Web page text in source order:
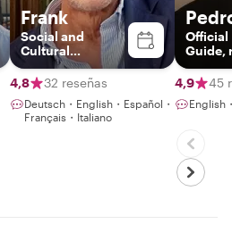
Frank
Social and
Cultural
Historian
4,8
32 reseñas
Deutsch・English・Español・
Français・Italiano
Official
Guide,
father
4,9 45
English